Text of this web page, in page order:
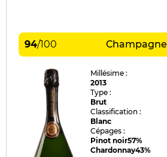
94/100 Champagne
Millésime :
2013
Type :
Brut
Classification :
Blanc
Cépages :
Pinot noir57%
Chardonnay43%